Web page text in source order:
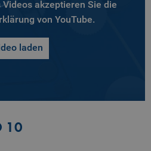
akzeptieren Sie die
von YouTube.
laden
10